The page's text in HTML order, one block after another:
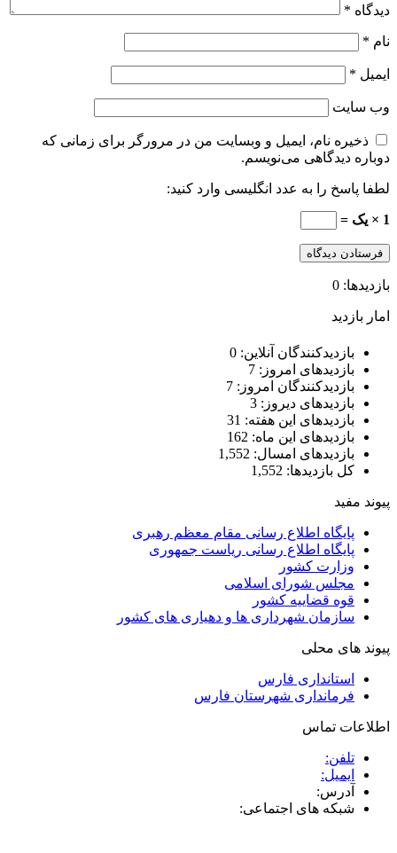
دیدگاه *
نام *
ایمیل *
وب‌ سایت
ذخیره نام، ایمیل و وبسایت من در مرورگر برای زمانی که
دوباره دیدگاهی می‌نویسم.
لطفا پاسخ را به عدد انگلیسی وارد کنید:
1 × یک =
بازدیدها: 0
امار بازدید
بازدیدکنندگان آنلاین: 0
بازدیدهای امروز: 7
بازدیدکنندگان امروز: 7
بازدیدهای دیروز: 3
بازدیدهای این هفته: 31
بازدیدهای این ماه: 162
بازدیدهای امسال: 1,552
کل بازدیدها: 1,552
پیوند مفید
پایگاه اطلاع رسانی مقام معظم رهبری
پایگاه اطلاع رسانی ریاست جمهوری
وزارت کشور
مجلس شورای اسلامی
قوه قضاییه کشور
سازمان شهرداری ها و دهیاری های کشور
پیوند های محلی
استانداری فارس
فرمانداری شهرستان فارس
اطلاعات تماس
تلفن:
ایمیل:
آدرس:
شبکه های اجتماعی: